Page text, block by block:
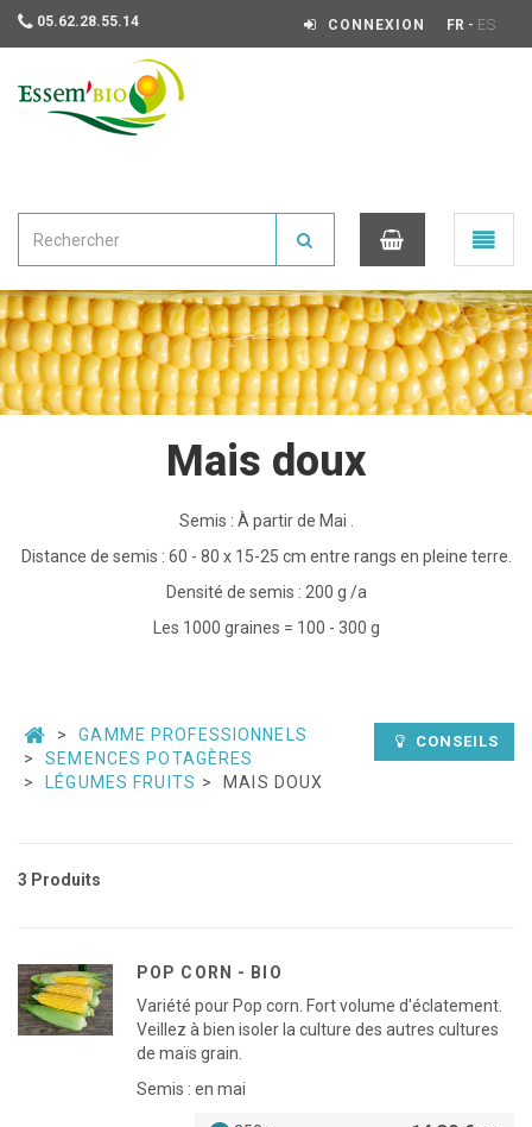
05.62.28.55.14 CONNEXION FR - ES
0
Ouvrir
le
menu
Mais doux
Semis : À partir de Mai .
Distance de semis : 60 - 80 x 15-25 cm entre rangs en pleine terre.
Densité de semis : 200 g /a
Les 1000 graines = 100 - 300 g
CONSEILS
GAMME PROFESSIONNELS
SEMENCES POTAGÈRES
LÉGUMES FRUITS
MAIS DOUX
3 Produits
POP CORN - BIO
Variété pour Pop corn. Fort volume d'éclatement.
Veillez à bien isoler la culture des autres cultures
de maïs grain.
Semis : en mai